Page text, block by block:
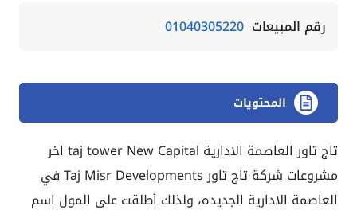
رقم المبيعات 01040305220
المحتويات
تاج تاور العاصمة الادارية taj tower New Capital اخر
مشروعات شركة تاج تاور Taj Misr Developments في
العاصمة الادارية الجديده، ولذلك أطلقت على المول اسم